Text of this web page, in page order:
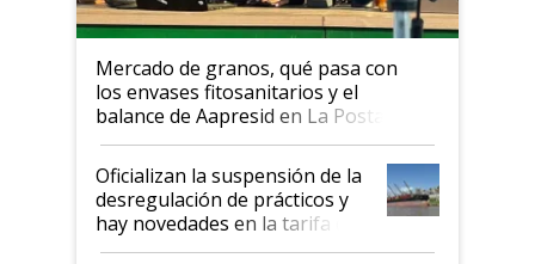
Mercado de granos, qué pasa con
los envases fitosanitarios y el
balance de Aapresid en La Posta
Oficializan la suspensión de la
desregulación de prácticos y
hay novedades en la tarifa de
la hidrovía